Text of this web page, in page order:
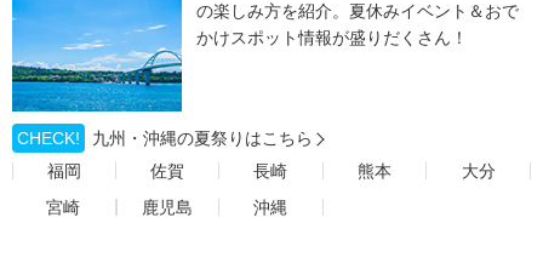
の楽しみ方を紹介。夏休みイベント＆おで
かけスポット情報が盛りだくさん！
CHECK!
九州・沖縄の夏祭りはこちら
福岡
佐賀 長崎 熊本
大分
宮崎
鹿児島 沖縄